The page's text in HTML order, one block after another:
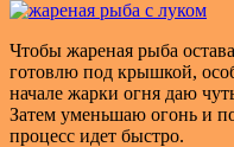
Чтобы жареная рыба
готовлю под крышкой,
начале жарки огня даю
Затем уменьшаю огонь и
процесс идет быстро.